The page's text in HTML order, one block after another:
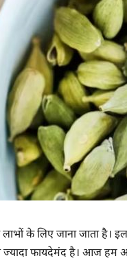
के लिए जाना जाता है।
ज्यादा फायदेमंद है। आज